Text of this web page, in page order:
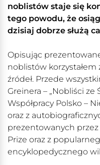
noblistów staje się
tego powodu, że
dzisiaj dobrze służą
Opisując
noblistów
źródeł. Przede
Greinera – „Nobliści ze
Współpracy Polsko –
oraz z
prezentowanych
Prize oraz z
encyklopedycznego